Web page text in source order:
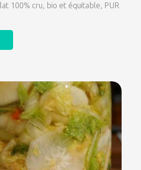
100% cru, bio et équitable, PUR